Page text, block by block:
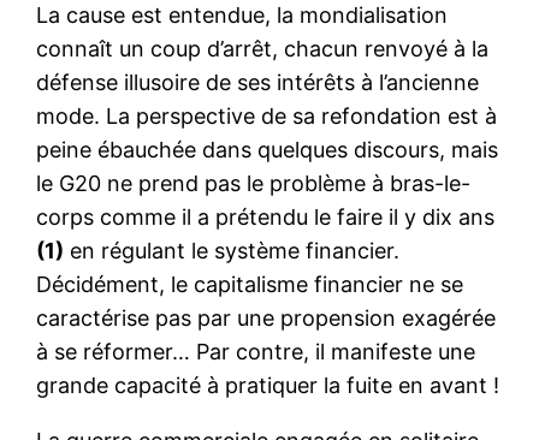
La cause est entendue, la mondialisation
connaît un coup d’arrêt, chacun renvoyé à la
défense illusoire de ses intérêts à l’ancienne
mode. La perspective de sa refondation est à
peine ébauchée dans quelques discours, mais
le G20 ne prend pas le problème à bras-le-
corps comme il a prétendu le faire il y dix ans
(1) en régulant le système financier.
Décidément, le capitalisme financier ne se
caractérise pas par une propension exagérée
à se réformer… Par contre, il manifeste une
grande capacité à pratiquer la fuite en avant !